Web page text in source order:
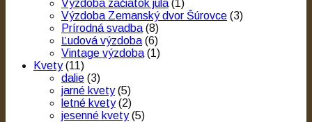
Výzdoba začiatok júla (1)
Výzdoba Zemanský dvor Šúrovce (3)
Prírodná svadba (8)
Ľudová výzdoba (6)
Vintage výzdoba (1)
Kvety (11)
dalie (3)
jarné kvety (5)
letné kvety (2)
jesenné kvety (5)